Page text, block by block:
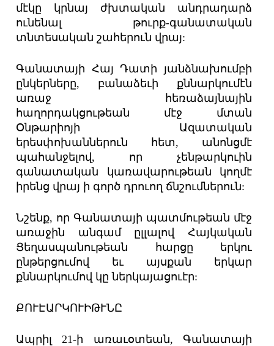
մէկը կրնայ ժխտական անդրադարձ
ունենալ թուրք-գանատական
տնտեսական շահերուն վրայ:
Գանատայի Հայ Դատի յանձնախումբի
ընկերները, բանաձեւի քննարկումէն
առաջ հեռաձայնային
հաղորդակցութեան մէջ մտան
Օնթարիոյի Ազատական
երեսփոխաններուն հետ, անոնցմէ
պահանջելով, որ չենթարկուին
գանատական կառավարութեան կողմէ
իրենց վրայ ի գործ դրուող ճնշումներուն:
Նշենք, որ Գանատայի պատմութեան մէջ
առաջին անգամ ըլլալով Հայկական
Ցեղասպանութեան հարցը երկու
ընթերցումով եւ այսքան երկար
քննարկումով կը ներկայացուէր:
ՔՈՒԷԱՐԿՈՒԻԹՒՆԸ
Ապրիլ 21-ի առաւօտեան, Գանատայի